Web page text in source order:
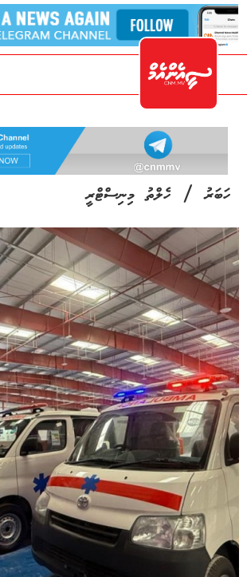
ހަބަރު/ ހެލްތު މިނިސްޓްރީ